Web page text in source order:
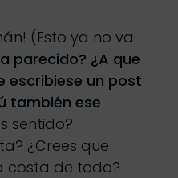
(Esto ya no va
parecido? ¿A que
escribiese un post
también ese
sentido?
¿Crees que
costa de todo?